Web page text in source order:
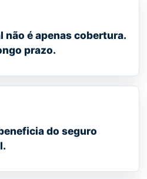
não é apenas cobertura.
prazo.
do seguro